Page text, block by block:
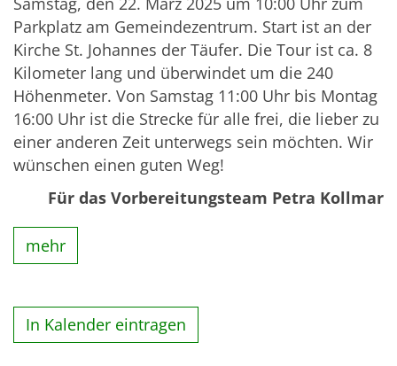
Parkplatz am Gemeindezentrum. Start ist an der
Kirche St. Johannes der Täufer. Die Tour ist ca. 8
Kilometer lang und überwindet um die 240
Höhenmeter. Von Samstag 11:00 Uhr bis Montag
16:00 Uhr ist die Strecke für alle frei, die lieber zu
einer anderen Zeit unterwegs sein möchten. Wir
wünschen einen guten Weg!
Für das Vorbereitungsteam Petra Kollmar
mehr
In Kalender eintragen